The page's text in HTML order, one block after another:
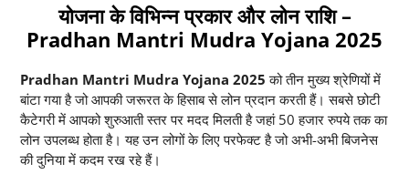
योजना के विभिन्न प्रकार और लोन राशि –
Pradhan Mantri Mudra Yojana 2025
Pradhan Mantri Mudra Yojana 2025 को तीन मुख्य श्रेणियों में
बांटा गया है जो आपकी जरूरत के हिसाब से लोन प्रदान करती हैं। सबसे छोटी
कैटेगरी में आपको शुरुआती स्तर पर मदद मिलती है जहां 50 हजार रुपये तक का
लोन उपलब्ध होता है। यह उन लोगों के लिए परफेक्ट है जो अभी-अभी बिजनेस
की दुनिया में कदम रख रहे हैं।